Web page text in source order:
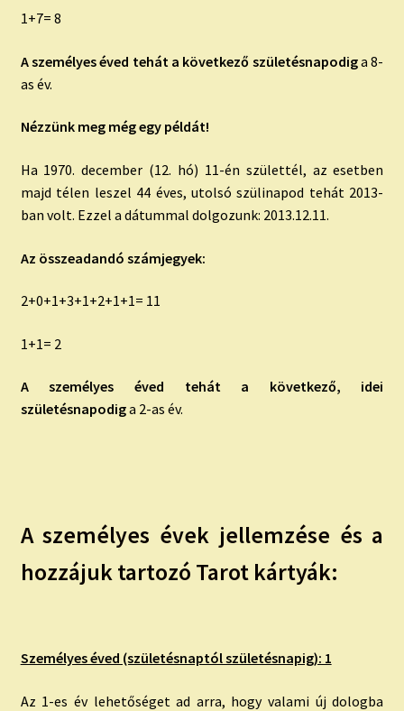
1+7= 8
A személyes éved tehát a következő születésnapodiga 8-
as év.
Nézzünk meg még egy példát!
Ha 1970. december (12. hó) 11-én születtél, az esetben
majd télen leszel 44 éves, utolsó szülinapod tehát 2013-
ban volt. Ezzel a dátummal dolgozunk: 2013.12.11.
Az összeadandó számjegyek:
2+0+1+3+1+2+1+1= 11
1+1= 2
A személyes éved tehát a következő, idei
születésnapodiga 2-as év.
A személyes évek jellemzése és a
hozzájuk tartozó Tarot kártyák:
Személyes éved (születésnaptól születésnapig): 1
Az 1-es év lehetőséget ad arra, hogy valami új dologba